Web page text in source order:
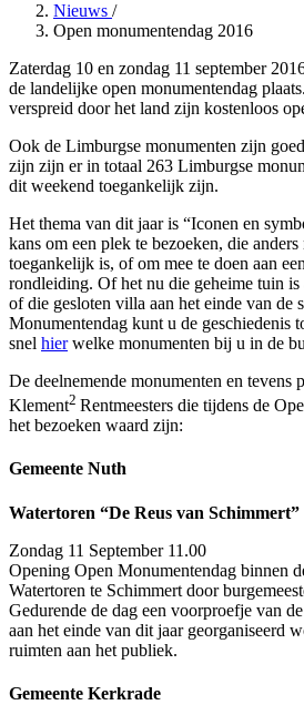
Nieuws /
Open monumentendag 2016
Zaterdag 10 en zondag 11 september
de landelijke open monumentendag
verspreid door het land zijn kostenloos
Ook de Limburgse monumenten zijn
zijn zijn er in totaal 263 Limburgse
dit weekend toegankelijk zijn.
Het thema van dit jaar is “Iconen en
kans om een plek te bezoeken, die
toegankelijk is, of om mee te doen aan
rondleiding. Of het nu die geheime tuin is
of die gesloten villa aan het einde van de
Monumentendag kunt u de geschiedenis
snel hierwelke monumenten bij u in de
De deelnemende monumenten en tevens
Klement2 Rentmeesters die tijdens de
het bezoeken waard zijn:
Gemeente Nuth
Watertoren “De Reus van Schimmert”
Zondag 11 September 11.00
Opening Open Monumentendag binnen
Watertoren te Schimmert door
Gedurende de dag een voorproefje van
aan het einde van dit jaar georganiseerd
ruimten aan het publiek.
Gemeente Kerkrade